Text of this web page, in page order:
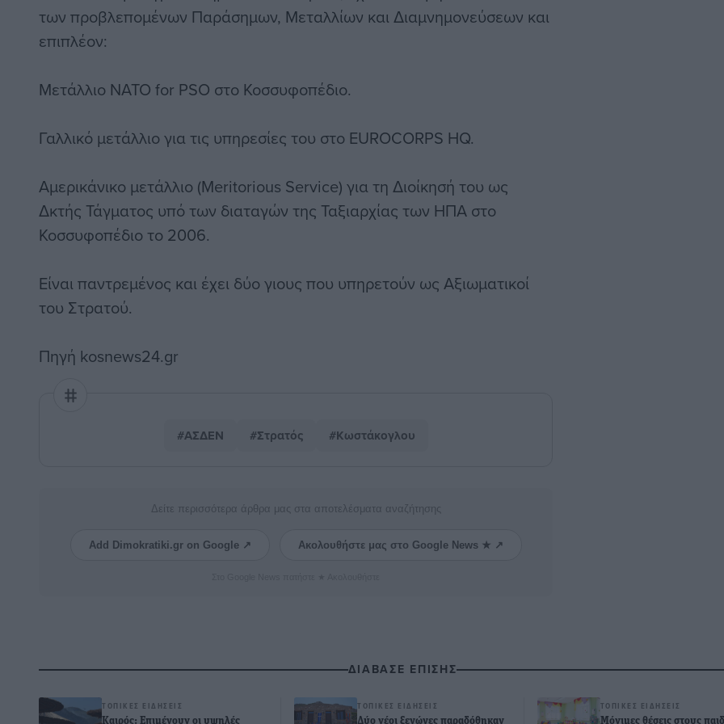
των προβλεπομένων Παράσημων, Μεταλλίων και Διαμνημονεύσεων και
επιπλέον:
Μετάλλιο NATO for PSO στο Κοσσυφοπέδιο.
Γαλλικό μετάλλιο για τις υπηρεσίες του στο EUROCORPS HQ.
Αμερικάνικο μετάλλιο (Meritorious Service) για τη Διοίκησή του ως
Δκτής Τάγματος υπό των διαταγών της Ταξιαρχίας των ΗΠΑ στο
Κοσσυφοπέδιο το 2006.
Είναι παντρεμένος και έχει δύο γιους που υπηρετούν ως Αξιωματικοί
του Στρατού.
Πηγή kosnews24.gr
#ΑΣΔΕΝ #Στρατός #Κωστάκογλου
Δείτε περισσότερα άρθρα μας στα αποτελέσματα αναζήτησης
Add Dimokratiki.gr on Google ↗ Ακολουθήστε μας στο Google News ★ ↗
ΔΙΑΒΑΣΕ ΕΠΙΣΗΣ
ΤΟΠΙΚΈΣ ΕΙΔΉΣΕΙΣ
Καιρός: Επιμένουν οι υψηλές
ΤΟΠΙΚΈΣ ΕΙΔΉΣΕΙΣ
Δύο νέοι ξενώνες παραδόθηκαν
ΤΟΠΙΚΈΣ ΕΙΔΉΣΕΙΣ
Μόνιμες θέσεις στους